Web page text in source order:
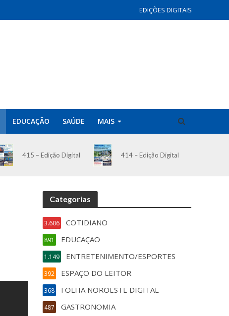
EDIÇÕES DIGITAIS
EDUCAÇÃO SAÚDE MAIS
415 – Edição Digital 414 – Edição Digital
Categorias
COTIDIANO
3.606
EDUCAÇÃO
891
ENTRETENIMENTO/ESPORTES
1.149
ESPAÇO DO LEITOR
392
FOLHA NOROESTE DIGITAL
368
GASTRONOMIA
487